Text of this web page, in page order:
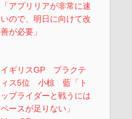
「アプリリアが非常に速
いので、明日に向けて改
善が必要」
イギリスGP プラクテ
ィス5位 小椋 藍「ト
ップライダーと戦うには
ペースが足りない」